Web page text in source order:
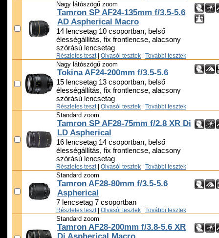
Nagy látószögű zoom
Tamron SP AF24-135mm f/3.5-5.6
AD Aspherical Macro
14 lencsetag 10 csoportban, belső
élességállítás, fix frontlencse, alacsony
szórású lencsetag
Részletes teszt Olvasói tesztek További tesztek
Nagy látószögű zoom
Tokina AF24-200mm f/3.5-5.6
15 lencsetag 13 csoportban, belső
élességállítás, fix frontlencse, alacsony
szórású lencsetag
Részletes teszt Olvasói tesztek További tesztek
Standard zoom
Tamron SP AF28-75mm f/2.8 XR Di
LD Aspherical
16 lencsetag 14 csoportban, belső
élességállítás, fix frontlencse, alacsony
szórású lencsetag
Részletes teszt Olvasói tesztek További tesztek
Standard zoom
Tamron AF28-80mm f/3.5-5.6
Aspherical
7 lencsetag 7 csoportban
Részletes teszt Olvasói tesztek További tesztek
Standard zoom
Tamron AF28-200mm f/3.8-5.6 XR